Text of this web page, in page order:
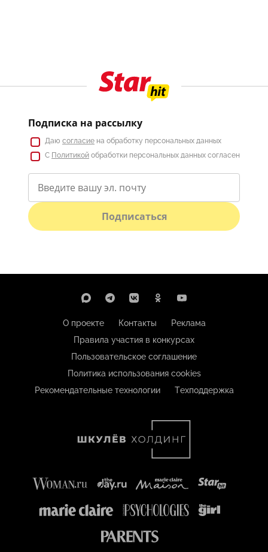
Подписка на рассылку
Даю согласие на обработку персональных данных
С Политикой обработки персональных данных согласен
Подписаться
О проекте Контакты
Реклама
Правила участия в конкурсах
Пользовательское соглашение
Политика использования cookies
Рекомендательные технологии
Техподдержка